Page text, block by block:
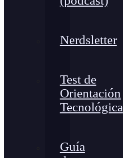
Nerdsletter
Test de
Orientación
Tecnológica
Guía